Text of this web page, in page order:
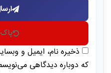
ذخیره نام، ایمیل و
که دوباره دیدگاهی